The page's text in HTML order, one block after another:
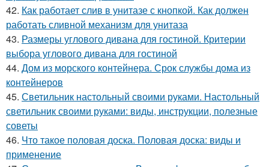
42. Как работает слив в унитазе с кнопкой. Как должен
работать сливной механизм для унитаза
43. Размеры углового дивана для гостиной. Критерии
выбора углового дивана для гостиной
44. Дом из морского контейнера. Срок службы дома из
контейнеров
45. Светильник настольный своими руками. Настольный
светильник своими руками: виды, инструкции, полезные
советы
46. Что такое половая доска. Половая доска: виды и
применение